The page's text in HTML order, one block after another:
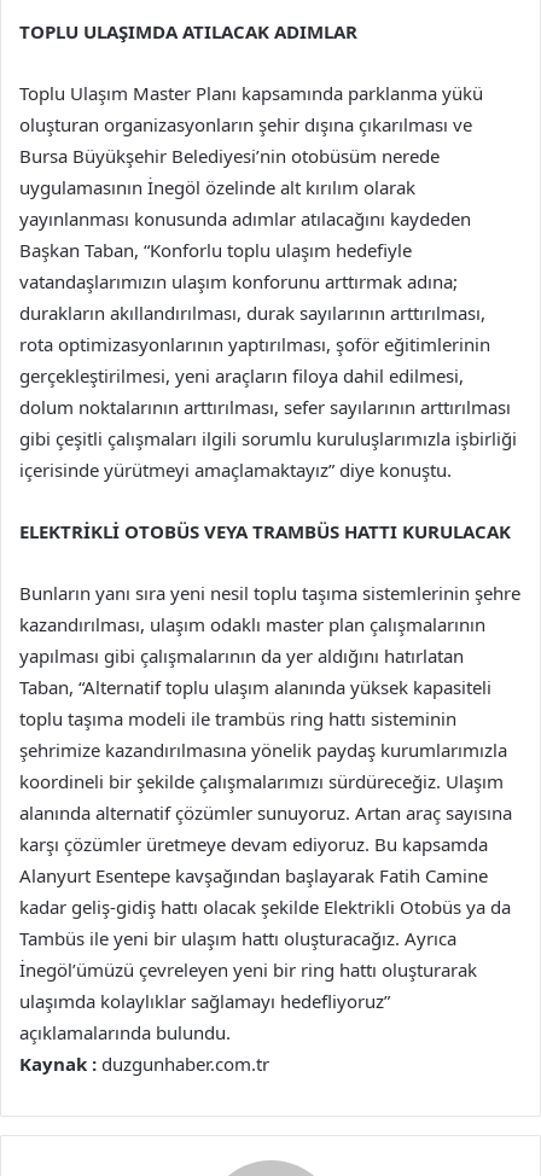
TOPLU ULAŞIMDA ATILACAK ADIMLAR
Toplu Ulaşım Master Planı kapsamında parklanma yükü
oluşturan organizasyonların şehir dışına çıkarılması ve
Bursa Büyükşehir Belediyesi’nin otobüsüm nerede
uygulamasının İnegöl özelinde alt kırılım olarak
yayınlanması konusunda adımlar atılacağını kaydeden
Başkan Taban, “Konforlu toplu ulaşım hedefiyle
vatandaşlarımızın ulaşım konforunu arttırmak adına;
durakların akıllandırılması, durak sayılarının arttırılması,
rota optimizasyonlarının yaptırılması, şoför eğitimlerinin
gerçekleştirilmesi, yeni araçların filoya dahil edilmesi,
dolum noktalarının arttırılması, sefer sayılarının arttırılması
gibi çeşitli çalışmaları ilgili sorumlu kuruluşlarımızla işbirliği
içerisinde yürütmeyi amaçlamaktayız” diye konuştu.
ELEKTRİKLİ OTOBÜS VEYA TRAMBÜS HATTI KURULACAK
Bunların yanı sıra yeni nesil toplu taşıma sistemlerinin şehre
kazandırılması, ulaşım odaklı master plan çalışmalarının
yapılması gibi çalışmalarının da yer aldığını hatırlatan
Taban, “Alternatif toplu ulaşım alanında yüksek kapasiteli
toplu taşıma modeli ile trambüs ring hattı sisteminin
şehrimize kazandırılmasına yönelik paydaş kurumlarımızla
koordineli bir şekilde çalışmalarımızı sürdüreceğiz. Ulaşım
alanında alternatif çözümler sunuyoruz. Artan araç sayısına
karşı çözümler üretmeye devam ediyoruz. Bu kapsamda
Alanyurt Esentepe kavşağından başlayarak Fatih Camine
kadar geliş-gidiş hattı olacak şekilde Elektrikli Otobüs ya da
Tambüs ile yeni bir ulaşım hattı oluşturacağız. Ayrıca
İnegöl’ümüzü çevreleyen yeni bir ring hattı oluşturarak
ulaşımda kolaylıklar sağlamayı hedefliyoruz”
açıklamalarında bulundu.
Kaynak : duzgunhaber.com.tr